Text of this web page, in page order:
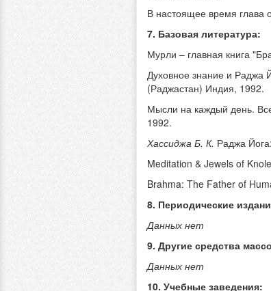
В настоящее время глава
7. Базовая литература:
Мурли – главная книга
Духовное знание и Раджа
(Раджастан) Индия, 1992.
Мысли на каждый день.
1992.
Хассиджа Б. К. Раджа
Meditation & Jewels of
Brahma: The Father of
8. Периодические
Данных нет
9. Другие средства
Данных нет
10. Учебные заведения: